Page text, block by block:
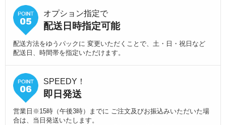
オプション指定で
配送日時指定可能
配送方法をゆうパックに 変更いただくことで、土・日・祝日など
配送日、時間帯を指定いただけます。
SPEEDY！
即日発送
営業日※15時（午後3時）までに ご注文及びお振込みいただいた場
合は、当日発送いたします。